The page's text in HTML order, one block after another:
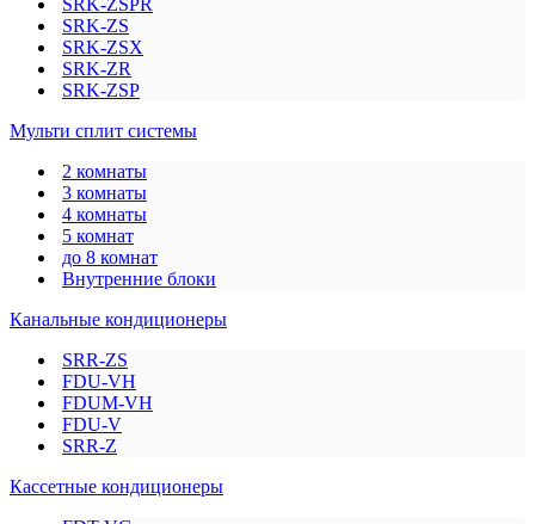
SRK-ZSPR
SRK-ZS
SRK-ZSX
SRK-ZR
SRK-ZSP
Мульти сплит системы
2 комнаты
3 комнаты
4 комнаты
5 комнат
до 8 комнат
Внутренние блоки
Канальные кондиционеры
SRR-ZS
FDU-VH
FDUM-VH
FDU-V
SRR-Z
Кассетные кондиционеры